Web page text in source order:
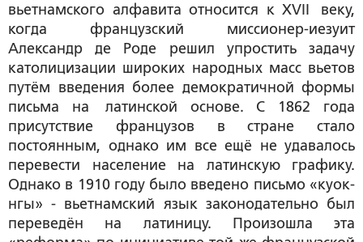
вьетнамского алфавита относится к XVII веку,
когда французский миссионер-иезуит
Александр де Роде решил упростить задачу
католицизации широких народных масс вьетов
путём введения более демократичной формы
письма на латинской основе. С 1862 года
присутствие французов в стране стало
постоянным, однако им все ещё не удавалось
перевести население на латинскую графику.
Однако в 1910 году было введено письмо «куок-
нгы» - вьетнамский язык законодательно был
переведён на латиницу. Произошла эта